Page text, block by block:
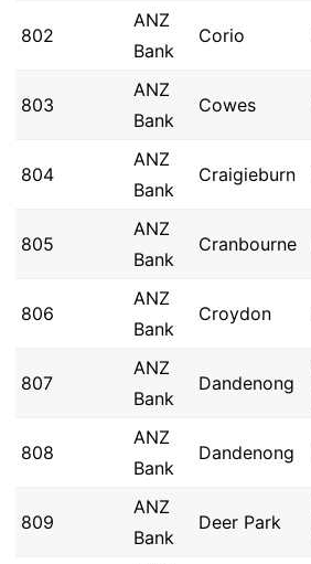
802
ANZ
Bank
Corio
803
ANZ
Bank
Cowes
804
ANZ
Bank
Craigieburn
805
ANZ
Bank
Cranbourne
806
ANZ
Bank
Croydon
807
ANZ
Bank
Dandenong
808
ANZ
Bank
Dandenong
809
ANZ
Bank
Deer Park